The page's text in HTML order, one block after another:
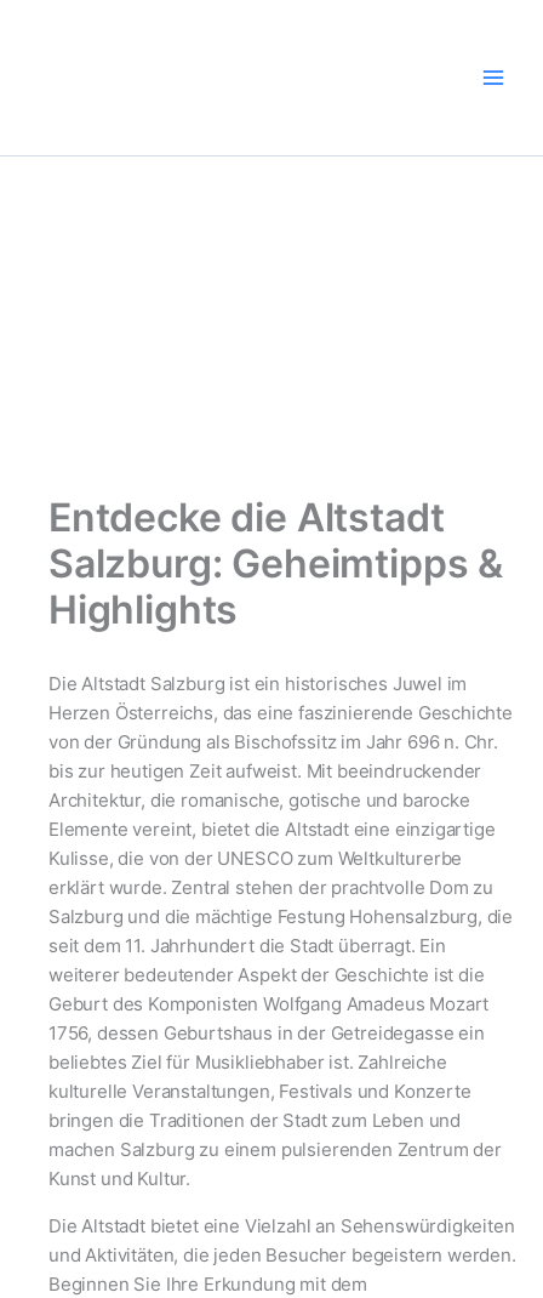
Entdecke die Altstadt
Salzburg: Geheimtipps &
Highlights
Die Altstadt Salzburg ist ein historisches Juwel im
Herzen Österreichs, das eine faszinierende Geschichte
von der Gründung als Bischofssitz im Jahr 696 n. Chr.
bis zur heutigen Zeit aufweist. Mit beeindruckender
Architektur, die romanische, gotische und barocke
Elemente vereint, bietet die Altstadt eine einzigartige
Kulisse, die von der UNESCO zum Weltkulturerbe
erklärt wurde. Zentral stehen der prachtvolle Dom zu
Salzburg und die mächtige Festung Hohensalzburg, die
seit dem 11. Jahrhundert die Stadt überragt. Ein
weiterer bedeutender Aspekt der Geschichte ist die
Geburt des Komponisten Wolfgang Amadeus Mozart
1756, dessen Geburtshaus in der Getreidegasse ein
beliebtes Ziel für Musikliebhaber ist. Zahlreiche
kulturelle Veranstaltungen, Festivals und Konzerte
bringen die Traditionen der Stadt zum Leben und
machen Salzburg zu einem pulsierenden Zentrum der
Kunst und Kultur.
Die Altstadt bietet eine Vielzahl an Sehenswürdigkeiten
und Aktivitäten, die jeden Besucher begeistern werden.
Beginnen Sie Ihre Erkundung mit dem